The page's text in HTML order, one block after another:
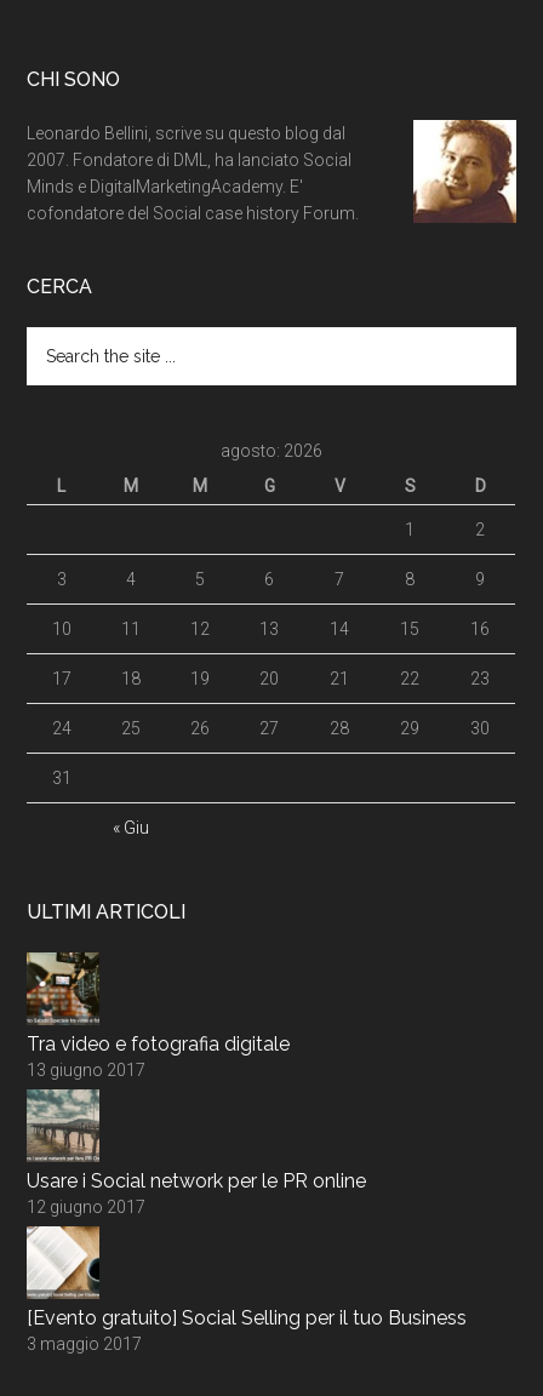
CHI SONO
Leonardo Bellini, scrive su questo blog dal
2007. Fondatore di DML, ha lanciato Social
Minds e DigitalMarketingAcademy. E'
cofondatore del Social case history Forum.
CERCA
agosto: 2026
L
M M G V S D
« Giu
1 2
3 4 5 6 7 8 9
10 11 12 13 14 15 16
17 18 19 20 21 22 23
24 25 26 27 28 29 30
31
ULTIMI ARTICOLI
Tra video e fotografia digitale
13 giugno 2017
Usare i Social network per le PR online
12 giugno 2017
[Evento gratuito] Social Selling per il tuo Business
3 maggio 2017